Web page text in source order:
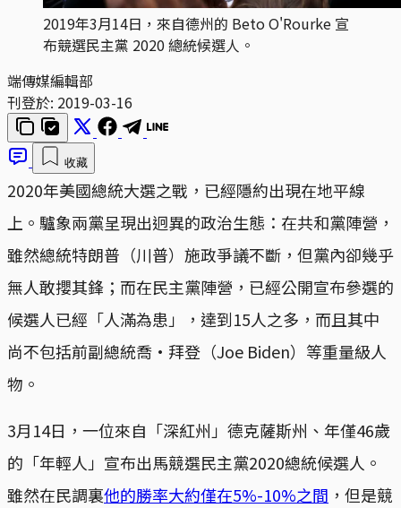
2019年3月14日，來自德州的 Beto O'Rourke 宣
布競選民主黨 2020 總統候選人。
端傳媒編輯部
刊登於: 2019-03-16
收藏
2020年美國總統大選之戰，已經隱約出現在地平線
上。驢象兩黨呈現出迥異的政治生態：在共和黨陣營，
雖然總統特朗普（川普）施政爭議不斷，但黨內卻幾乎
無人敢攖其鋒；而在民主黨陣營，已經公開宣布參選的
候選人已經「人滿為患」，達到15人之多，而且其中
尚不包括前副總統喬·拜登（Joe Biden）等重量級人
物。
3月14日，一位來自「深紅州」德克薩斯州、年僅46歲
的「年輕人」宣布出馬競選民主黨2020總統候選人。
雖然在民調裏他的勝率大約僅在5%-10%之間 ，但是競